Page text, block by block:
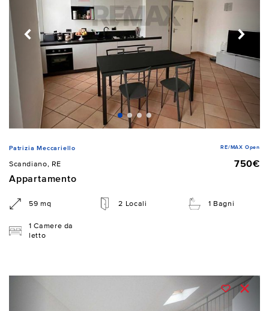
Patrizia Meccariello RE/MAX Open
Scandiano, RE
750€
Appartamento
59 mq 2 Locali 1 Bagni
1 Camere da
letto